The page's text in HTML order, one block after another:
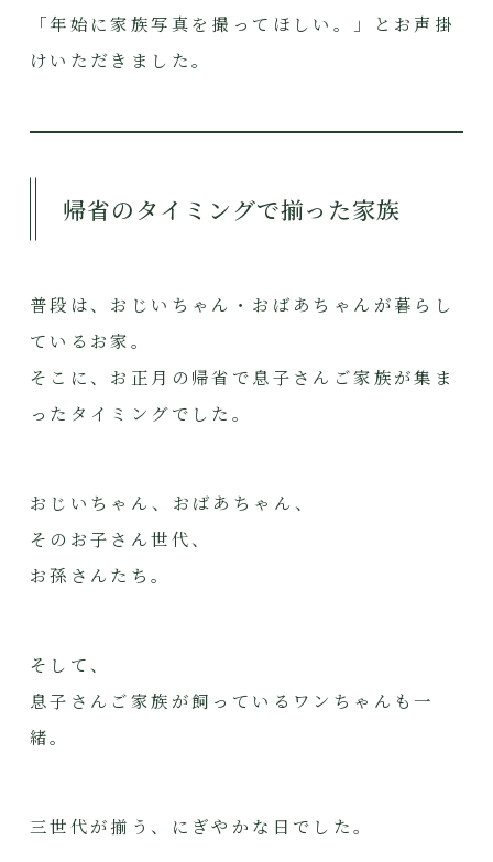
「年始に家族写真を撮ってほしい。」とお声掛
けいただきました。
帰省のタイミングで揃った家族
普段は、おじいちゃん・おばあちゃんが暮らし
ているお家。
そこに、お正月の帰省で息子さんご家族が集ま
ったタイミングでした。
おじいちゃん、おばあちゃん、
そのお子さん世代、
お孫さんたち。
そして、
息子さんご家族が飼っているワンちゃんも一
緒。
三世代が揃う、にぎやかな日でした。